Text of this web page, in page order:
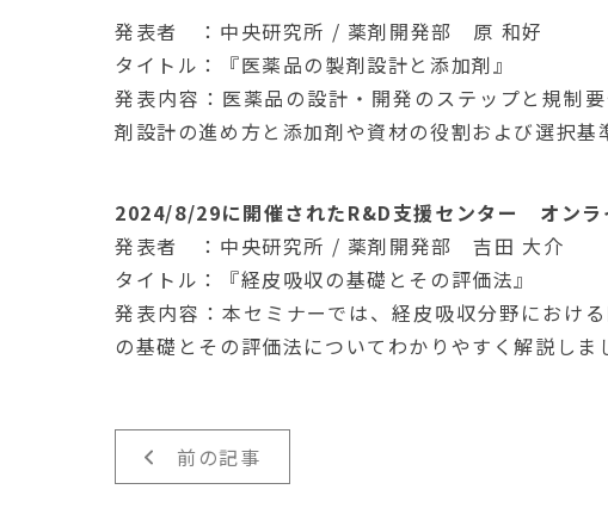
発表者 ：中央研究所 / 薬剤開発部 原 和好
タイトル：『医薬品の製剤設計と添加剤』
発表内容：医薬品の設計・開発のステップと規制
剤設計の進め方と添加剤や資材の役割および選択基
2024/8/29に開催されたR&D支援センター オンラ
発表者 ：中央研究所 / 薬剤開発部 吉田 大介
タイトル：『経皮吸収の基礎とその評価法』
発表内容：本セミナーでは、経皮吸収分野におけ
の基礎とその評価法についてわかりやすく解説しま
前の記事